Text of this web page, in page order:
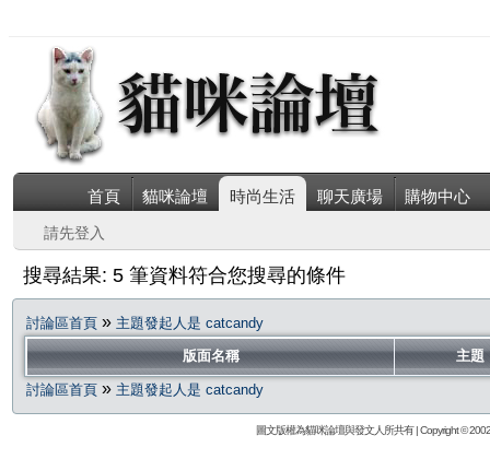
首頁 貓咪論壇 時尚生活 聊天廣場 購物中心
請先登入
搜尋結果: 5 筆資料符合您搜尋的條件
討論區首頁 » 主題發起人是 catcandy
版面名稱
主題
討論區首頁 » 主題發起人是 catcandy
圖文版權為貓咪論壇與發文人所共有 | Copyright ©